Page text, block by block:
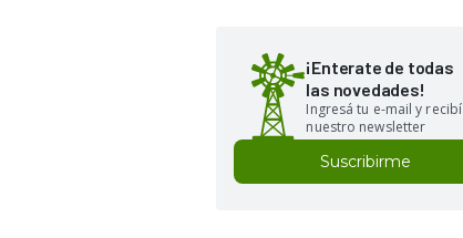
¡Enterate de todas
las novedades!
Ingresá tu e-mail y recibí
nuestro newsletter
Suscribirme